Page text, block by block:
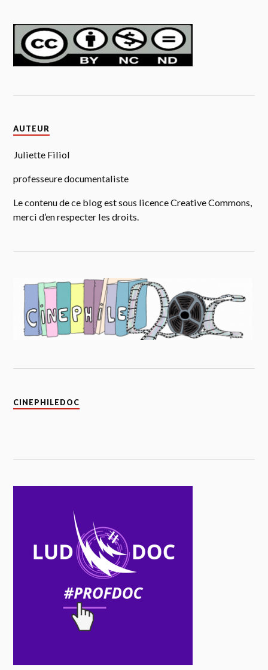
AUTEUR
Juliette Filiol
professeure documentaliste
Le contenu de ce blog est sous licence Creative Commons,
merci d’en respecter les droits.
CINEPHILEDOC